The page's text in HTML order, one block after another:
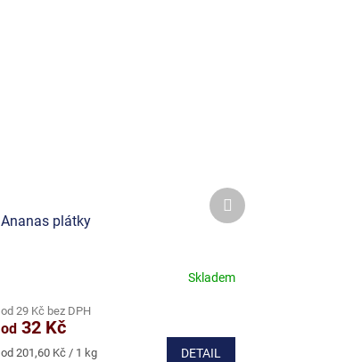
Ananas plátky
produktu
je
4,6
Skladem
od 29 Kč bez DPH
od32 Kč
Měrná
od 201,60 Kč / 1 kg DETAIL
Další
produkt